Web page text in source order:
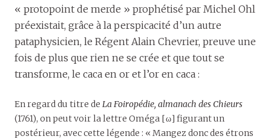
« protopoint de merde » prophétisé par Michel Ohl
préexistait, grâce à la perspicacité d’un autre
pataphysicien, le Régent Alain Chevrier, preuve une
fois de plus que rien ne se crée et que tout se
transforme, le caca en or et l’or en caca :
En regard du titre de La Foiropédie, almanach des Chieurs
(1761), on peut voir la lettre Oméga [ω] figurant un
postérieur, avec cette légende : « Mangez donc des étrons